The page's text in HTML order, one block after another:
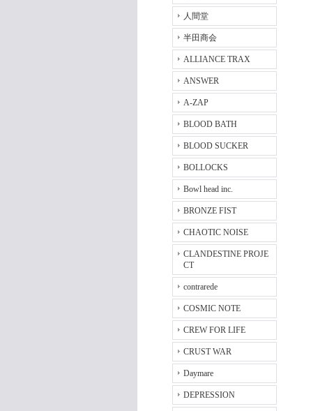
人間堂
半田商会
ALLIANCE TRAX
ANSWER
A-ZAP
BLOOD BATH
BLOOD SUCKER
BOLLOCKS
Bowl head inc.
BRONZE FIST
CHAOTIC NOISE
CLANDESTINE PROJE
CT
contrarede
COSMIC NOTE
CREW FOR LIFE
CRUST WAR
Daymare
DEPRESSION